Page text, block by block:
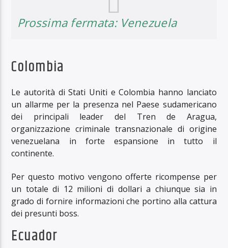
Prossima fermata: Venezuela
Colombia
Le autorità di Stati Uniti e Colombia hanno lanciato
un allarme per la presenza nel Paese sudamericano
dei principali leader del Tren de Aragua,
organizzazione criminale transnazionale di origine
venezuelana in forte espansione in tutto il
continente.
Per questo motivo vengono offerte ricompense per
un totale di 12 milioni di dollari a chiunque sia in
grado di fornire informazioni che portino alla cattura
dei presunti boss.
Ecuador